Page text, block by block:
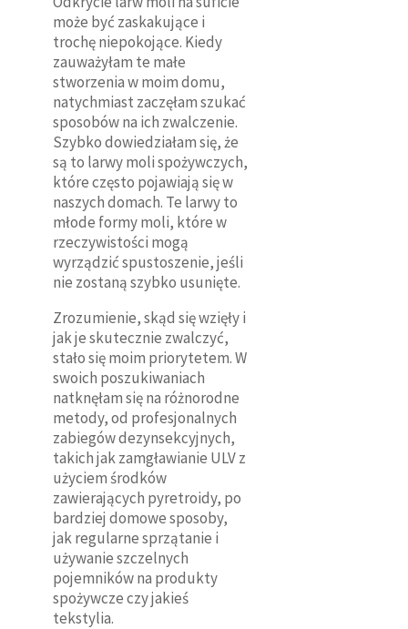
może być zaskakujące i
trochę niepokojące. Kiedy
zauważyłam te małe
stworzenia w moim domu,
natychmiast zaczęłam szukać
sposobów na ich zwalczenie.
Szybko dowiedziałam się, że
są to larwy moli spożywczych,
które często pojawiają się w
naszych domach. Te larwy to
młode formy moli, które w
rzeczywistości mogą
wyrządzić spustoszenie, jeśli
nie zostaną szybko usunięte.
Zrozumienie, skąd się wzięły i
jak je skutecznie zwalczyć,
stało się moim priorytetem. W
swoich poszukiwaniach
natknęłam się na różnorodne
metody, od profesjonalnych
zabiegów dezynsekcyjnych,
takich jak zamgławianie ULV z
użyciem środków
zawierających pyretroidy, po
bardziej domowe sposoby,
jak regularne sprzątanie i
używanie szczelnych
pojemników na produkty
spożywcze czy jakieś
tekstylia.